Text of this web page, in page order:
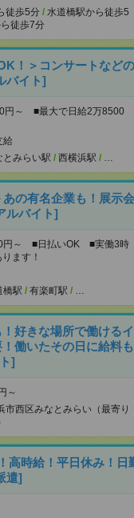
徒歩5分 / 水道橋駅から徒歩5
徒歩7分
！＞コンサートなど
バイト]
円～ ■最大で日給2万8500
給
とみらい駅 / 西横浜駅 /
あの有名企業も！展示
ルバイト]
円～ ■日払いOK ■実働3時
ます！
橋駅 / 有楽町駅 /
好きな場所で働ける
働いたその日に給料
]
～
市西区みなとみらい（最寄り
高時給！平日休み！日
遣]